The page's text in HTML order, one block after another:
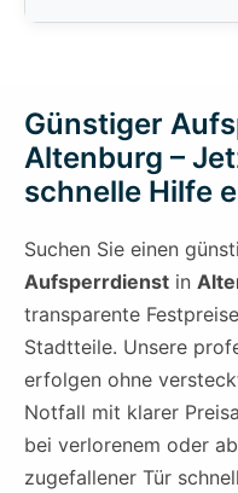
Günstiger
Altenburg –
schnelle Hilfe
Suchen Sie einen
Aufsperrdienst in
transparente
Stadtteile. Unsere
erfolgen ohne
Notfall mit klarer
bei verlorenem oder
zugefallener Tür